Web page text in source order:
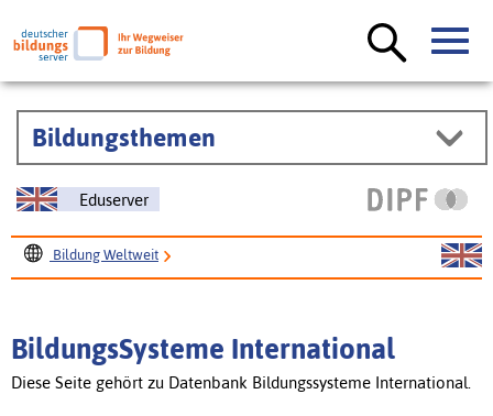
Bildungsthemen
Eduserver
Bildung Weltweit
BildungsSysteme International
Diese Seite gehört zu Datenbank Bildungssysteme International.